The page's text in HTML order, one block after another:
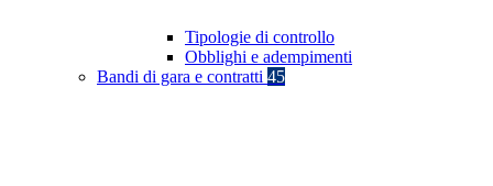
Tipologie di controllo
Obblighi e adempimenti
Bandi di gara e contratti 45